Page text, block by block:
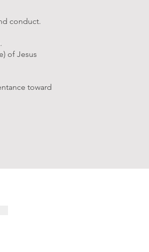
conduct.
of Jesus
toward